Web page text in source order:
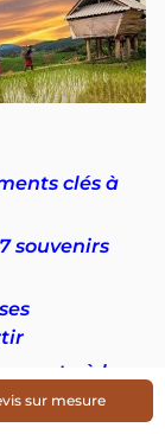
clés à
souvenirs
à la
sur mesure